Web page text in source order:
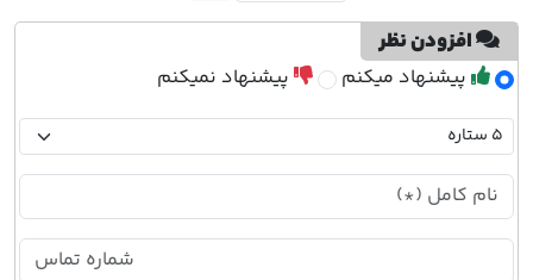
افزودن نظر
پیشنهاد میکنم پیشنهاد نمیکنم